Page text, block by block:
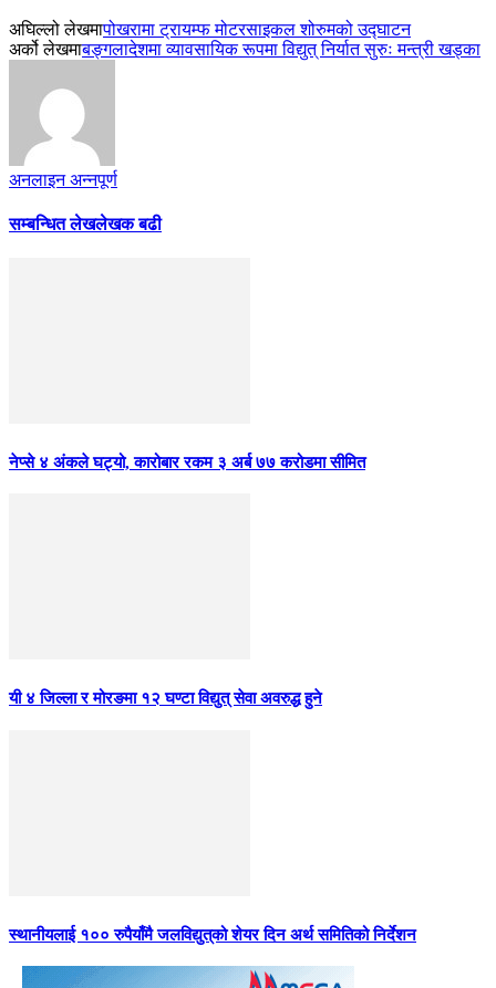
अघिल्लो लेखमापोखरामा ट्रायम्फ मोटरसाइकल शोरुमको उद्घाटन
अर्को लेखमाबङ्गलादेशमा व्यावसायिक रूपमा विद्युत् निर्यात सुरुः मन्त्री खड्का
अनलाइन अन्नपूर्ण
सम्बन्धित लेखलेखक बढी
नेप्से ४ अंकले घट्यो, कारोबार रकम ३ अर्ब ७७ करोडमा सीमित
यी ४ जिल्ला र मोरङमा १२ घण्टा विद्युत् सेवा अवरुद्ध हुने
स्थानीयलाई १०० रुपैयाँमै जलविद्युत्‌को शेयर दिन अर्थ समितिको निर्देशन